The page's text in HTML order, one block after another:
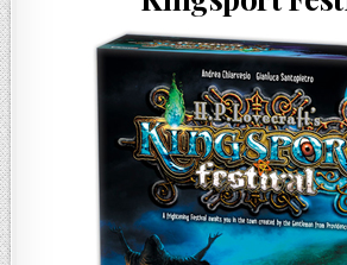
T
E
D